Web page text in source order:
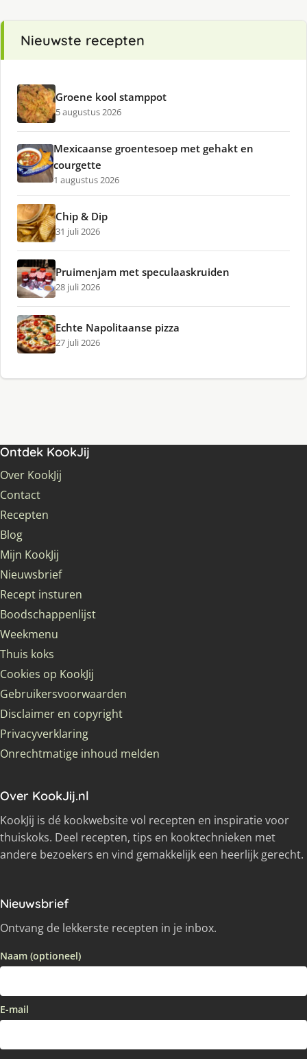
Nieuwste recepten
Groene kool stamppot
5 augustus 2026
Mexicaanse groentesoep met gehakt en
courgette
1 augustus 2026
Chip & Dip
31 juli 2026
Pruimenjam met speculaaskruiden
28 juli 2026
Echte Napolitaanse pizza
27 juli 2026
Ontdek KookJij
Over KookJij
Contact
Recepten
Blog
Mijn KookJij
Nieuwsbrief
Recept insturen
Boodschappenlijst
Weekmenu
Thuis koks
Cookies op KookJij
Gebruikersvoorwaarden
Disclaimer en copyright
Privacyverklaring
Onrechtmatige inhoud melden
Over KookJij.nl
KookJij is dé kookwebsite vol recepten en inspiratie voor
thuiskoks. Deel recepten, tips en kooktechnieken met
andere bezoekers en vind gemakkelijk een heerlijk gerecht.
Nieuwsbrief
Ontvang de lekkerste recepten in je inbox.
Naam (optioneel)
E-mail